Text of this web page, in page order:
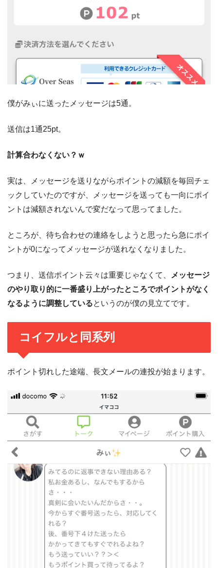
僕がみぃに送ったメッセージは5通。
送信は1通25pt。
計算合わなくない？ｗ
実は、メッセージを送りながらポイントの減額を毎回チェ
ックしていたのですが、メッセージを送っても一向にポイ
ントは減額されないんで変だなって思ってました。
ところが、待ち合わせの連絡をしようと思ったら急にポイ
ントが0になってメッセージが送れなくなりました。
つまり、送信ポイント云々は重要じゃなくて、
メッセージ
のやり取り的に一番盛り上がったところでポイントがなく
なるように調整しているというのが僕の見立てです。
コイフルと同系列
ポイント切れした途端、長文メールの連投が始まります。